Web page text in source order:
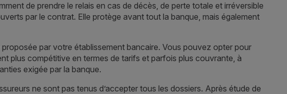
de prendre le relais en cas de décès, de perte totale et irréversible
par le contrat. Elle protège avant tout la banque, mais également
proposée par votre établissement bancaire. Vous pouvez opter pour
plus compétitive en termes de tarifs et parfois plus couvrante, à
exigée par la banque.
ne sont pas tenus d’accepter tous les dossiers. Après étude de